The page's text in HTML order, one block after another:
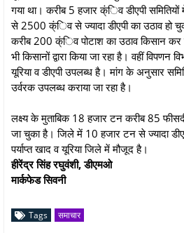
गया था। करीब 5 हजार क्ंिव डीएपी समितियों
से 2500 क्ंिव से ज्यादा डीएपी का उठाव
करीब 200 क्ंिव पोटाश का उठाव किसान
भी किसानों द्वारा किया जा रहा है। वहीं विपणन
यूरिया व डीएपी उपलब्ध है। मांग के अनुसार
उर्वरक उपलब्ध कराया जा रहा है।
लक्ष्य के मुताबिक 18 हजार टन करीब 85
जा चुका है। जिले में 10 हजार टन से ज्यादा
पर्याप्त खाद व यूरिया जिले में मौजूद है।
हीरेंद्र सिंह रघुवंशी, डीएमओ
मार्कफेड सिवनी
Tags समाचार